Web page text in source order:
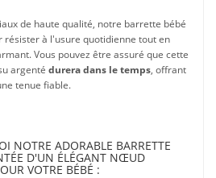
de haute qualité, notre barrette bébé
résister à l'usure quotidienne tout en
Vous pouvez être assuré que cette
argenté durera dans le temps, offrant
tenue fiable.
NOTRE ADORABLE BARRETTE
D'UN ÉLÉGANT NŒUD
VOTRE BÉBÉ :